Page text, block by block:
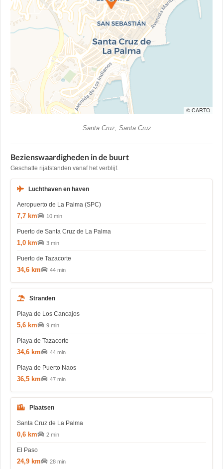
© CARTO
Santa Cruz, Santa Cruz
Bezienswaardigheden in de buurt
Geschatte rijafstanden vanaf het verblijf.
Luchthaven en haven
Aeropuerto de La Palma (SPC)
7,7 km 10 min
Puerto de Santa Cruz de La Palma
1,0 km 3 min
Puerto de Tazacorte
34,6 km 44 min
Stranden
Playa de Los Cancajos
5,6 km 9 min
Playa de Tazacorte
34,6 km 44 min
Playa de Puerto Naos
36,5 km 47 min
Plaatsen
Santa Cruz de La Palma
0,6 km 2 min
El Paso
24,9 km 28 min